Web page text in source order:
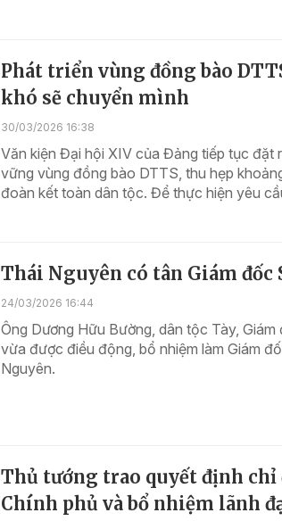
Phát triển vùng đồng bào
khó sẽ chuyển mình
30/03/2026 16:38
Văn kiện Đại hội XIV của Đảng tiếp tục đặt
vững vùng đồng bào DTTS, thu hẹp
đoàn kết toàn dân tộc. Để thực hiện yêu
Thái Nguyên có tân Giám đốc
24/03/2026 16:44
Ông Dương Hữu Bường, dân tộc Tày,
vừa được điều động, bổ nhiệm làm Giám
Nguyên.
Thủ tướng trao quyết định
Chính phủ và bổ nhiệm lãnh